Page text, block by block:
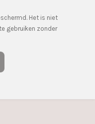
Het is niet
gebruiken zonder